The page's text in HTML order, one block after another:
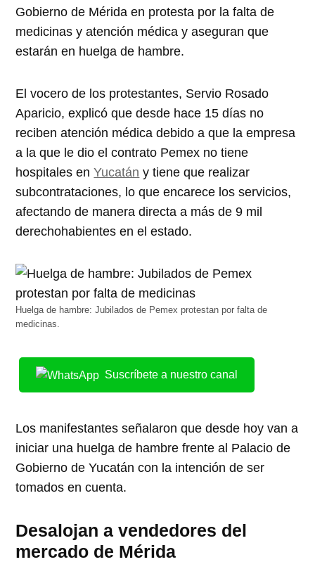
Gobierno de Mérida en protesta por la falta de
medicinas y atención médica y aseguran que
estarán en huelga de hambre.
El vocero de los protestantes, Servio Rosado
Aparicio, explicó que desde hace 15 días no
reciben atención médica debido a que la empresa
a la que le dio el contrato Pemex no tiene
hospitales enYucatán y tiene que realizar
subcontrataciones, lo que encarece los servicios,
afectando de manera directa a más de 9 mil
derechohabientes en el estado.
Huelga de hambre: Jubilados de Pemex protestan por falta de
medicinas.
Suscríbete a nuestro canal
Los manifestantes señalaron que desde hoy van a
iniciar una huelga de hambre frente al Palacio de
Gobierno de Yucatán con la intención de ser
tomados en cuenta.
Desalojan a vendedores del
mercado de Mérida